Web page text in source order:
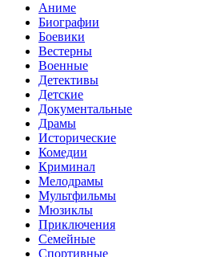
Аниме
Биографии
Боевики
Вестерны
Военные
Детективы
Детские
Документальные
Драмы
Исторические
Комедии
Криминал
Мелодрамы
Мультфильмы
Мюзиклы
Приключения
Семейные
Спортивные